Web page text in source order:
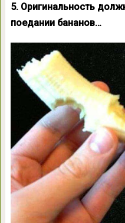
5. Оригинальность
поедании бананов…